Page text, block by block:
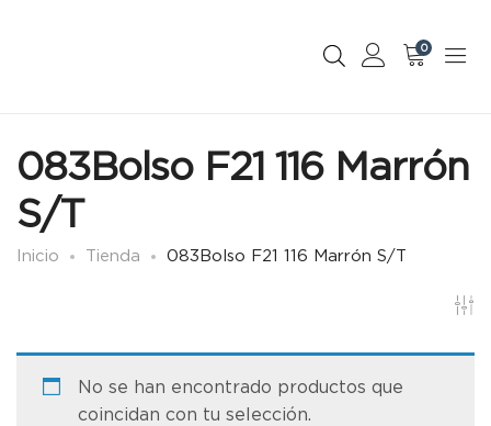
0
083Bolso F21 116 Marrón
S/T
Inicio Tienda 083Bolso F21 116 Marrón S/T
No se han encontrado productos que
coincidan con tu selección.